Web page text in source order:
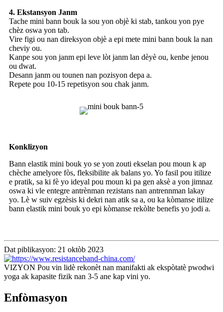
4. Ekstansyon Janm
Tache mini bann bouk la sou yon objè ki stab, tankou yon pye
chèz oswa yon tab.
Vire figi ou nan direksyon objè a epi mete mini bann bouk la nan
cheviy ou.
Kanpe sou yon janm epi leve lòt janm lan dèyè ou, kenbe jenou
ou dwat.
Desann janm ou tounen nan pozisyon depa a.
Repete pou 10-15 repetisyon sou chak janm.
Konklizyon
Bann elastik mini bouk yo se yon zouti ekselan pou moun k ap
chèche amelyore fòs, fleksibilite ak balans yo. Yo fasil pou itilize
e pratik, sa ki fè yo ideyal pou moun ki pa gen aksè a yon jimnaz
oswa ki vle entegre antrènman rezistans nan antrennman lakay
yo. Lè w suiv egzèsis ki dekri nan atik sa a, ou ka kòmanse itilize
bann elastik mini bouk yo epi kòmanse rekòlte benefis yo jodi a.
Dat piblikasyon: 21 oktòb 2023
VIZYON Pou vin lidè rekonèt nan manifakti ak ekspòtatè pwodwi
yoga ak kapasite fizik nan 3-5 ane kap vini yo.
Enfòmasyon